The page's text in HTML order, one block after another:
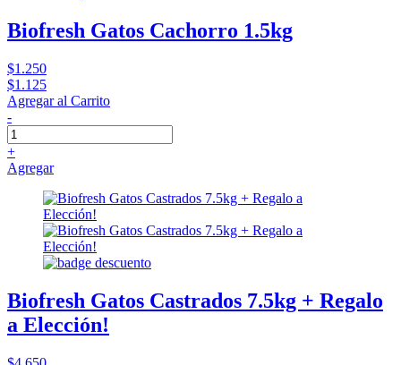
Biofresh Gatos Cachorro 1.5kg
$1.250
$1.125
Agregar al Carrito
-
+
Agregar
Biofresh Gatos Castrados 7.5kg + Regalo
a Elección!